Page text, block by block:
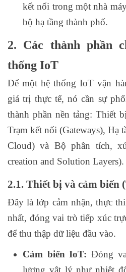
kết nối trong một nhà
bộ hạ tầng thành phố.
2. Các thành phần
thống IoT
Để một hệ thống IoT vận
giá trị thực tế, nó cần sự
thành phần nền tảng: Thiết
Trạm kết nối (Gateways), Hạ
Cloud) và Bộ phân tích,
creation and Solution Layers).
2.1. Thiết bị và cảm biến
Đây là lớp cảm nhận, thực
nhất, đóng vai trò tiếp xúc
để thu thập dữ liệu đầu vào.
Cảm biến IoT: Đóng
lượng vật lý như nhiệt